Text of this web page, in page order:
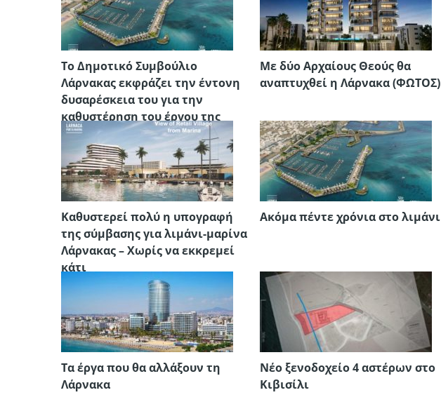
Το Δημοτικό Συμβούλιο
Λάρνακας εκφράζει την έντονη
δυσαρέσκεια του για την
καθυστέρηση του έργου της
ενιαίας ανάπτυξης Λιμανιού –
Μαρίνας
Με δύο Αρχαίους Θεούς θα
αναπτυχθεί η Λάρνακα (ΦΩΤΟΣ)
Καθυστερεί πολύ η υπογραφή
της σύμβασης για λιμάνι-μαρίνα
Λάρνακας – Χωρίς να εκκρεμεί
κάτι
Ακόμα πέντε χρόνια στο λιμάνι
Τα έργα που θα αλλάξουν τη
Λάρνακα
Νέο ξενοδοχείο 4 αστέρων στο
Κιβισίλι